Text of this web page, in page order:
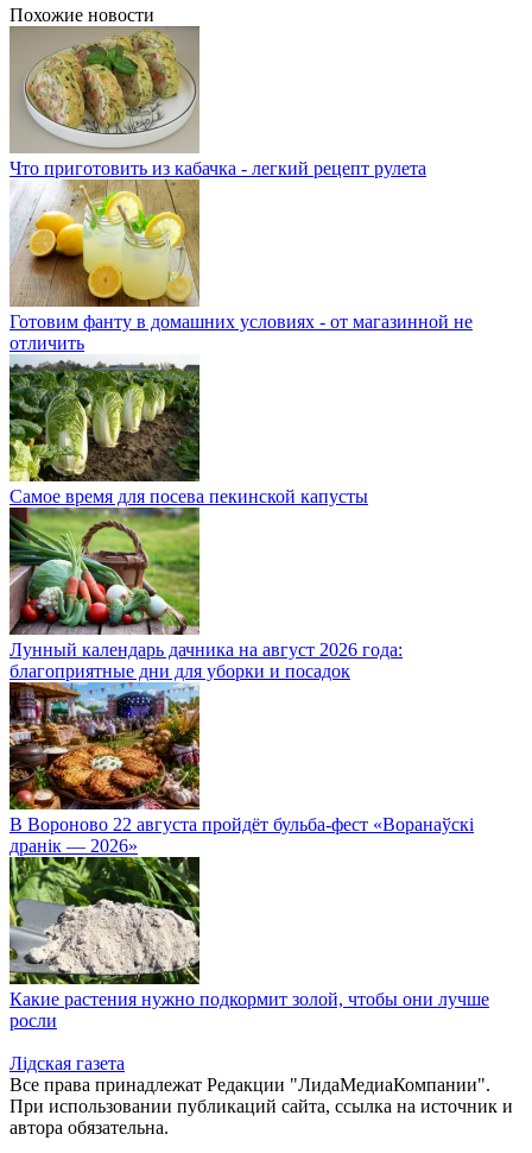
Похожие новости
Что приготовить из кабачка - легкий рецепт рулета
Готовим фанту в домашних условиях - от магазинной не
отличить
Самое время для посева пекинской капусты
Лунный календарь дачника на август 2026 года:
благоприятные дни для уборки и посадок
В Вороново 22 августа пройдёт бульба-фест «Воранаўскі
дранік — 2026»
Какие растения нужно подкормит золой, чтобы они лучше
росли
Лiдская газета
Все права принадлежат Редакции "ЛидаМедиаКомпании".
При использовании публикаций сайта, ссылка на источник и
автора обязательна.